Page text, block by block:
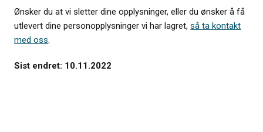
Ønsker du at vi sletter dine opplysninger, eller du ønsker å få
utlevert dine personopplysninger vi har lagret,så ta kontakt
med oss.
Sist endret: 10.11.2022